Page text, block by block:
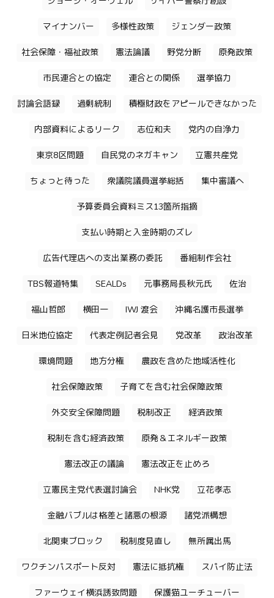
マイナンバー 多様性政策 ジェンダー政策
社会保障・福祉政策 憲法論議 野党分断 原発政策
市民連合との協定 連合との関係 選挙協力
討論会語録 過剰統制 積極財政をアピールできなかった
内部資料によるリーク 志位和夫 党内の自浄力
東京8区問題 自民党のネガキャン 立憲共産党
ちょっと待った 衆議院議員選挙総括 集中審議へ
予算委員会資料ミス13箇所指摘
支払い時期と入金時期のズレ
広告代理店への支出業務の委託 番組制作会社
TBS報道特集 SEALDs 元事務局長秋元氏 佐治
福山哲郎 横田一 IWJ 渡会 沖縄名護市長選挙
日米地位協定 代表定例記者会見 党改革 政治改革
環境問題 地方分権 農政を含めた地域活性化
社会保障政策 子育てを含む社会保障政策
外交安全保障問題 税制改正 経済政策
税制を含む経済政策 原発＆エネルギー政策
憲法改正の議論 憲法改正を止めろ
立憲民主党代表選討論会 NHK党 立花孝志
金融バブルは格差と諸悪の根源 諸党派構想
北関東ブロック 税制度見直し 無所属出馬
ワクチンパスポート反対 憲法に抵抗権 スパイ防止法
ファーウェイ横浜誘致問題 保護猫ユーチューバー